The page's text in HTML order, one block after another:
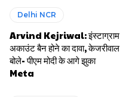
Delhi NCR
Arvind Kejriwal: इंस्टाग्राम
अकाउंट बैन होने का दावा, केजरीवाल
बोले- पीएम मोदी के आगे झुका
Meta